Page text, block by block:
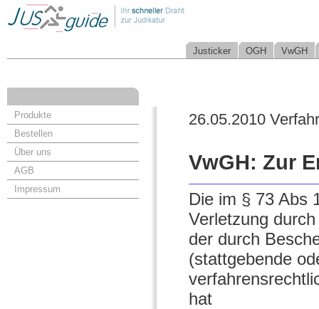
Justicker OGH VwGH
Produkte
Bestellen
Über uns
AGB
Impressum
26.05.2010
VwGH: Zur
Die im § 73 Abs
Verletzung
der durch
(stattgebende
hat